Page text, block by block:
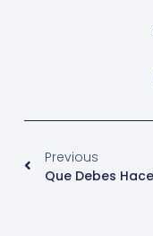
Previous